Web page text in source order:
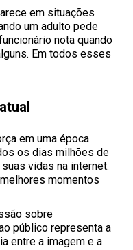
em situações
um adulto pede
nota quando
Em todos esses
em uma época
os dias milhões de
vidas na internet.
momentos
sobre
público representa a
entre a imagem e a